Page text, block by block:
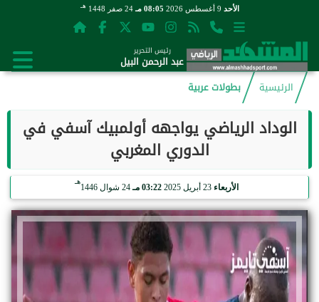
الأحد 08:05 مـ 24 صفر 1448 هـ
رئيس التحرير
عبد الرحمن البيل
الرئيسية
بطولات عربية
الوداد الرياضي يواجهه أولمبيك آسفي في
الدوري المغربي
الأربعاء 03:22 مـ 24 شوال 1446
هـ